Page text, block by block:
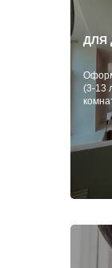
ДЛЯ
(3-13